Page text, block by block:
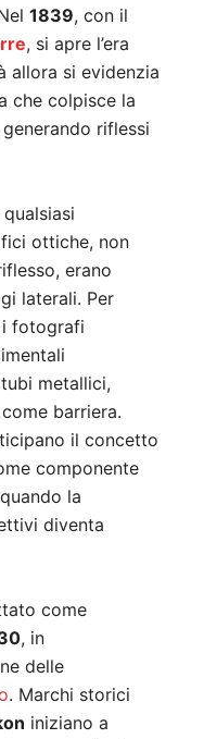
1839, con il
, si apre l’era
allora si evidenzia
che colpisce la
riflessi
ottiche, non
erano
laterali. Per
i fotografi
metallici,
barriera.
il concetto
componente
la
diventa
come
, in
delle
. Marchi storici
iniziano a